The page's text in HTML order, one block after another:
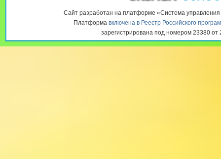
Сайт разработан на платформе «Система
Платформа включена в Реестр Российского
зарегистрирована под номером 23380 от